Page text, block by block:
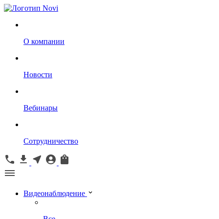
О компании
Новости
Вебинары
Сотрудничество
Видеонаблюдение